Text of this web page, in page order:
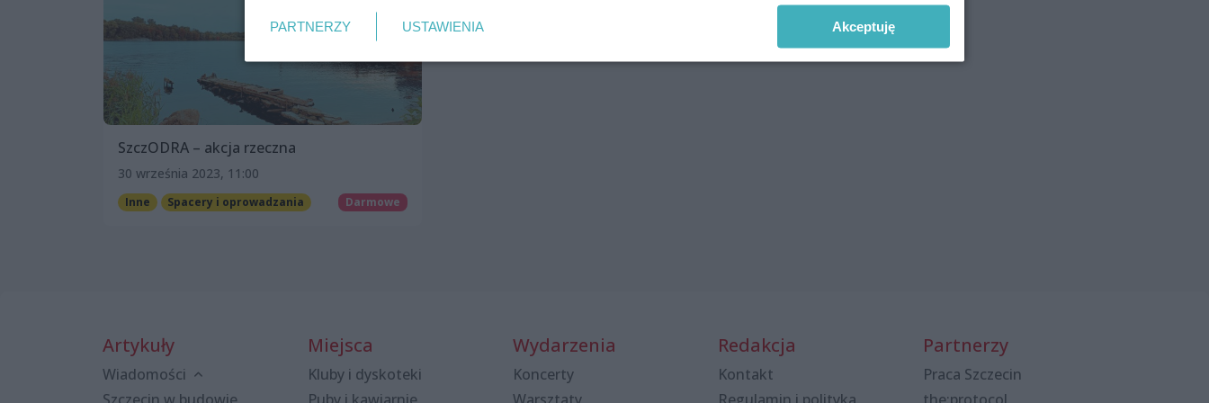
SzczODRA – akcja rzeczna
30 września 2023, 11:00
Inne Spacery i oprowadzania Darmowe
Artykuły
Wiadomości
Miejsca
Kluby i dyskoteki
Wydarzenia
Koncerty
Redakcja
Kontakt
Partnerzy
Praca Szczecin
PARTNERZY USTAWIENIA Akceptuję